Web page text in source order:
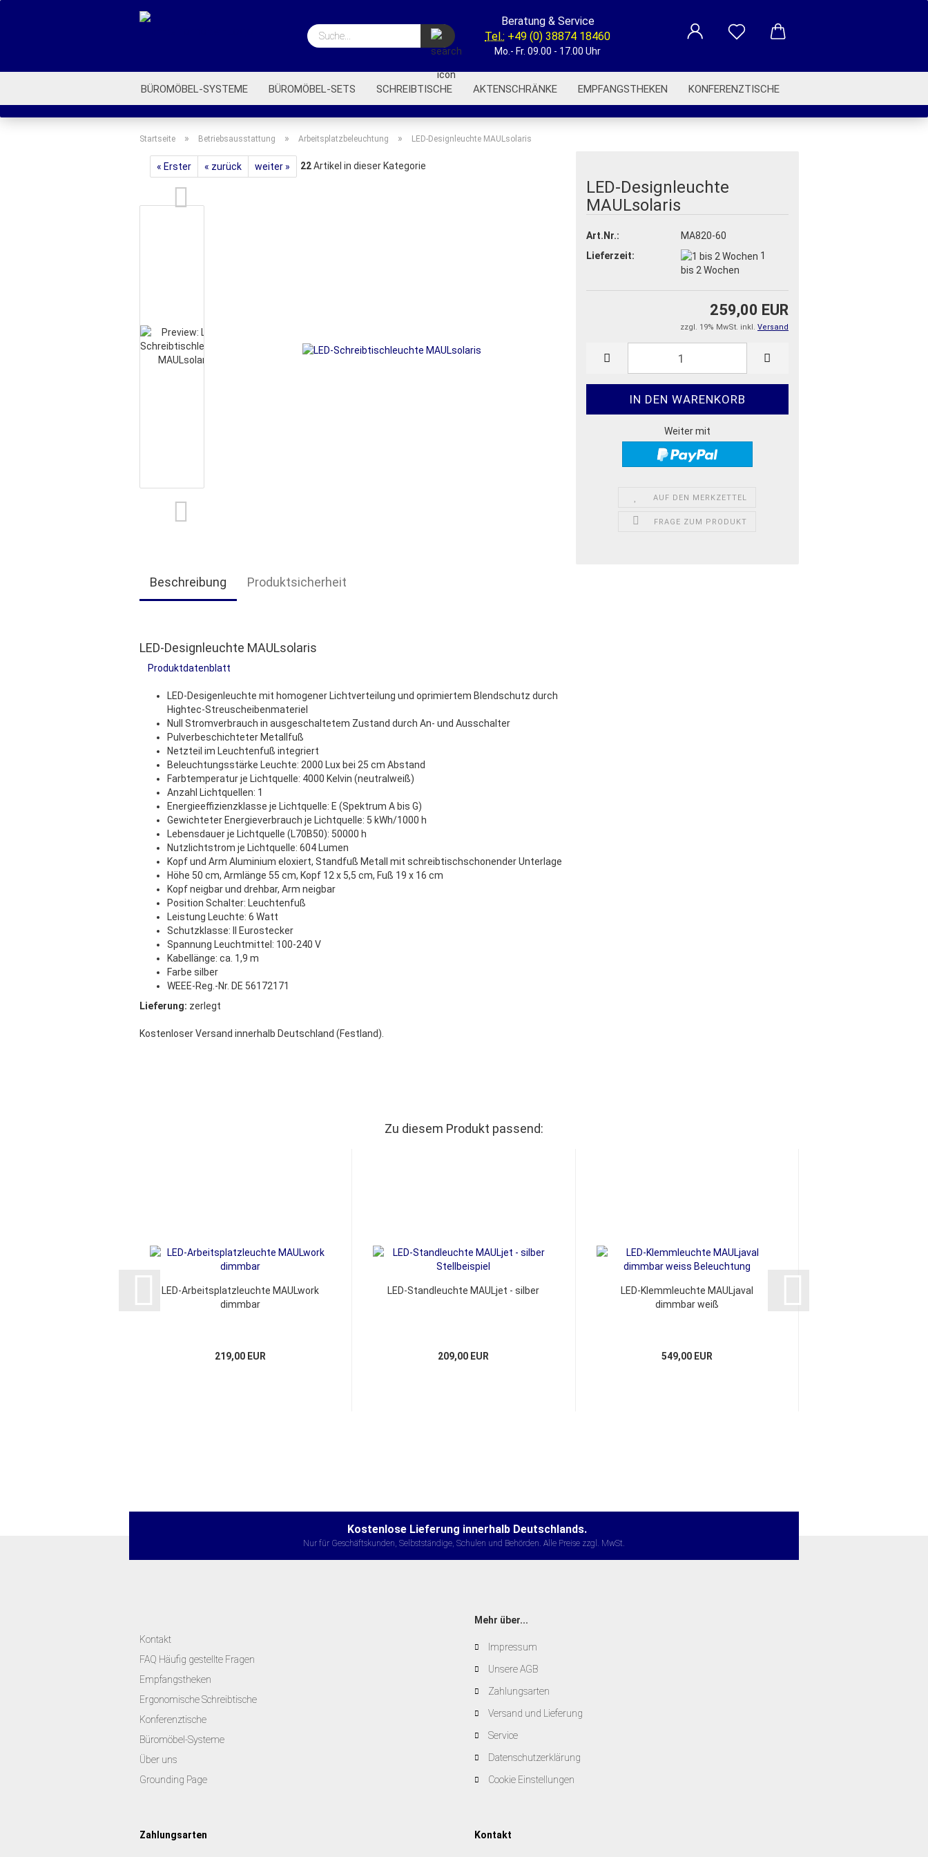
Suche...
Beratung & Service
Tel.: +49 (0) 38874 18460
Mo.- Fr. 09.00 - 17.00 Uhr
BÜROMÖBEL-SYSTEME BÜROMÖBEL-SETS SCHREIBTISCHE AKTENSCHRÄNKE EMPFANGSTHEKEN KONFERENZTISCHE
ROLLCONTAINER BÜROSTÜHLE BÜROREGALE BÜROWAGEN AKUSTIK-TRENNWÄNDE BETRIEBSAUSSTATTUNG
Startseite » Betriebsausstattung » Arbeitsplatzbeleuchtung » LED-Designleuchte MAULsolaris
« Erster « zurück weiter » 22Artikel in dieser Kategorie
LED-Designleuchte
MAULsolaris
Art.Nr.:
MA820-60
Lieferzeit:
1
bis 2 Wochen
259,00 EUR
zzgl. 19% MwSt. inkl. Versand
Weiter mit
AUF DEN MERKZETTEL
FRAGE ZUM PRODUKT
Beschreibung Produktsicherheit
LED-Designleuchte MAULsolaris
Produktdatenblatt
LED-Desigenleuchte mit homogener Lichtverteilung und oprimiertem Blendschutz durch
Hightec-Streuscheibenmateriel
Null Stromverbrauch in ausgeschaltetem Zustand durch An- und Ausschalter
Pulverbeschichteter Metallfuß
Netzteil im Leuchtenfuß integriert
Beleuchtungsstärke Leuchte: 2000 Lux bei 25 cm Abstand
Farbtemperatur je Lichtquelle: 4000 Kelvin (neutralweiß)
Anzahl Lichtquellen: 1
Energieeffizienzklasse je Lichtquelle: E (Spektrum A bis G)
Gewichteter Energieverbrauch je Lichtquelle: 5 kWh/1000 h
Lebensdauer je Lichtquelle (L70B50): 50000 h
Nutzlichtstrom je Lichtquelle: 604 Lumen
Kopf und Arm Aluminium eloxiert, Standfuß Metall mit schreibtischschonender Unterlage
Höhe 50 cm, Armlänge 55 cm, Kopf 12 x 5,5 cm, Fuß 19 x 16 cm
Kopf neigbar und drehbar, Arm neigbar
Position Schalter: Leuchtenfuß
Leistung Leuchte: 6 Watt
Schutzklasse: II Eurostecker
Spannung Leuchtmittel: 100-240 V
Kabellänge: ca. 1,9 m
Farbe silber
WEEE-Reg.-Nr. DE 56172171
Lieferung: zerlegt
Kostenloser Versand innerhalb Deutschland (Festland).
Zu diesem Produkt passend:
LED-Arbeitsplatzleuchte MAULwork
dimmbar
219,00 EUR
LED-Standleuchte MAULjet - silber
209,00 EUR
LED-Klemmleuchte MAULjaval
dimmbar weiß
549,00 EUR
Kostenlose Lieferung innerhalb Deutschlands.
Nur für Geschäftskunden, Selbstständige, Schulen und Behörden. Alle Preise zzgl. MwSt.
Kontakt
FAQ Häufig gestellte Fragen
Empfangstheken
Ergonomische Schreibtische
Konferenztische
Büromöbel-Systeme
Über uns
Grounding Page
Mehr über...
Impressum
Unsere AGB
Zahlungsarten
Versand und Lieferung
Service
Datenschutzerklärung
Cookie Einstellungen
Zahlungsarten Kontakt